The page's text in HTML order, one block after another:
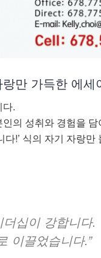
만 가득한 에세
.
의 성취와 경험을
다!’ 식의 자기 자랑
더십이 강합니
이끌었습니다.”